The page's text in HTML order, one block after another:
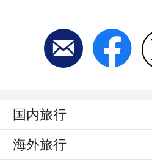
国内旅行
海外旅行